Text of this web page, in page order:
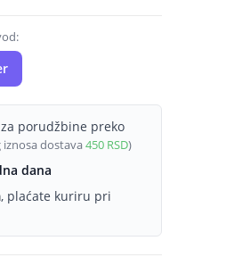
za porudžbine preko
iznosa dostava450 RSD)
dana
, plaćate kuriru pri